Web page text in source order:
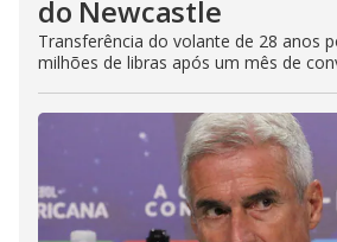
do Newcastle
Transferência do volante de 28 anos
milhões de libras após um mês de